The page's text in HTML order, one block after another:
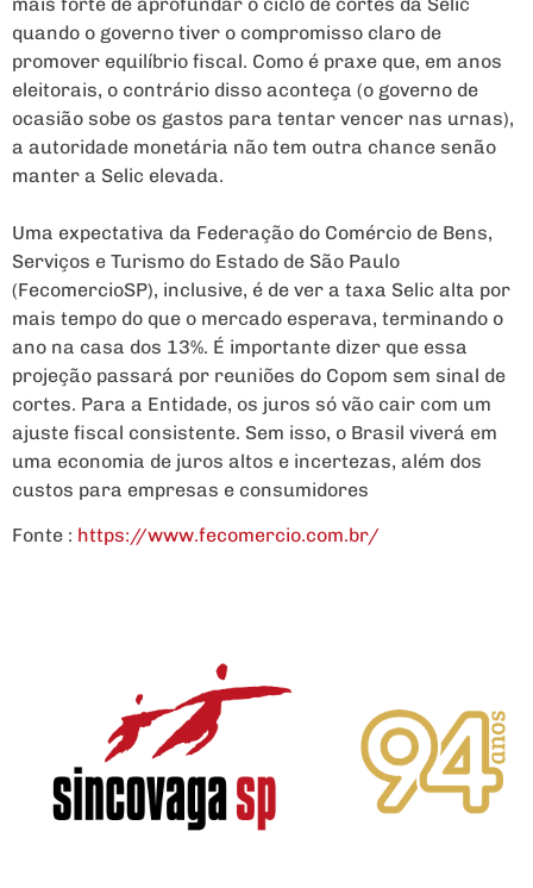
quando o governo tiver o compromisso claro de
promover equilíbrio fiscal. Como é praxe que, em anos
eleitorais, o contrário disso aconteça (o governo de
ocasião sobe os gastos para tentar vencer nas urnas),
a autoridade monetária não tem outra chance senão
manter a Selic elevada.
Uma expectativa da Federação do Comércio de Bens,
Serviços e Turismo do Estado de São Paulo
(FecomercioSP), inclusive, é de ver a taxa Selic alta por
mais tempo do que o mercado esperava, terminando o
ano na casa dos 13%. É importante dizer que essa
projeção passará por reuniões do Copom sem sinal de
cortes. Para a Entidade, os juros só vão cair com um
ajuste fiscal consistente. Sem isso, o Brasil viverá em
uma economia de juros altos e incertezas, além dos
custos para empresas e consumidores
Fonte : https://www.fecomercio.com.br/